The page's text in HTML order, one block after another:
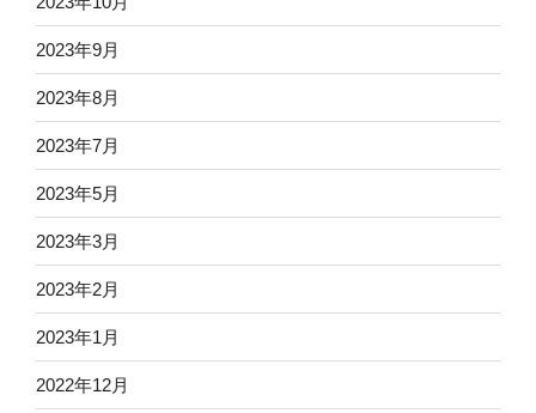
2023年9月
2023年8月
2023年7月
2023年5月
2023年3月
2023年2月
2023年1月
2022年12月